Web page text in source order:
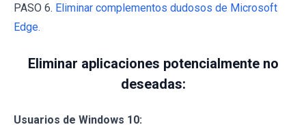
PASO 6. Eliminar complementos dudosos de Microsoft
Edge.
Eliminar aplicaciones potencialmente no
deseadas:
Usuarios de Windows 10: